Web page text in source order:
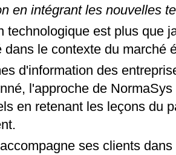
en intégrant les nouvelles
technologique est plus que
dans le contexte du marché
d'information des
l'approche de
en retenant les leçons du
ses clients